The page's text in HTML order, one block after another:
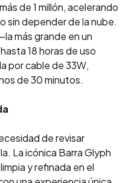
de 1 millón, acelerando
sin depender de la nube.
más grande en un
18 horas de uso
por cable de 33W,
de 30 minutos.
de revisar
La icónica Barra Glyph
y refinada en el